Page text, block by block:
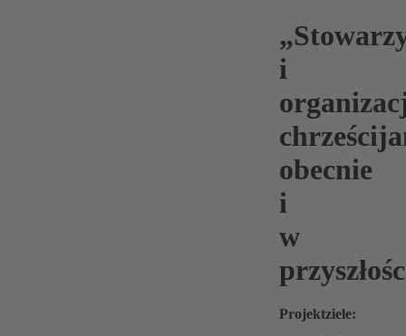
„
i
obecnie
i
w
Projektziele: